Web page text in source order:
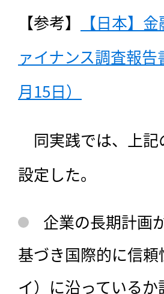
【参考】
【日本】
ァイナンス調査報
月15日）
同実践では、上記
設定した。
企業の長期計画
基づき国際的に信
イ）に沿っているか